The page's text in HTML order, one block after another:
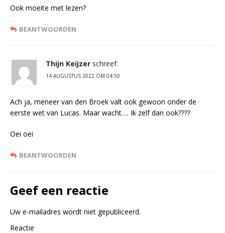
Ook moeite met lezen?
BEANTWOORDEN
Thijn Keijzer schreef:
14 AUGUSTUS 2022 OM 04:50
Ach ja, meneer van den Broek valt ook gewoon onder de
eerste wet van Lucas. Maar wacht…. Ik zelf dan ook????
Oei oei
BEANTWOORDEN
Geef een reactie
Uw e-mailadres wordt niet gepubliceerd.
Reactie